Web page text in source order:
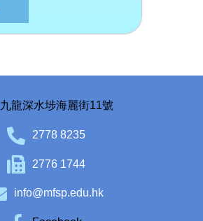
九龍深水埗海麗街11號
2778 8235
2776 1744
info@mfsp.edu.hk